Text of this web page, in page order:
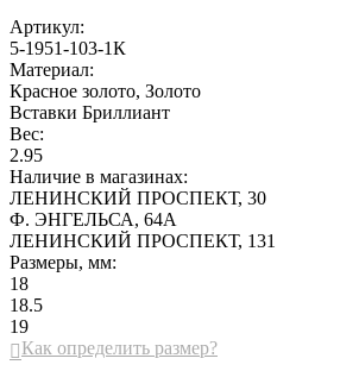
Артикул:
5-1951-103-1К
Материал:
Красное золото, Золото
Вставки Бриллиант
Вес:
2.95
Наличие в магазинах:
ЛЕНИНСКИЙ ПРОСПЕКТ, 30
Ф. ЭНГЕЛЬСА, 64А
ЛЕНИНСКИЙ ПРОСПЕКТ, 131
Размеры, мм:
18
18.5
19
 Как определить размер?